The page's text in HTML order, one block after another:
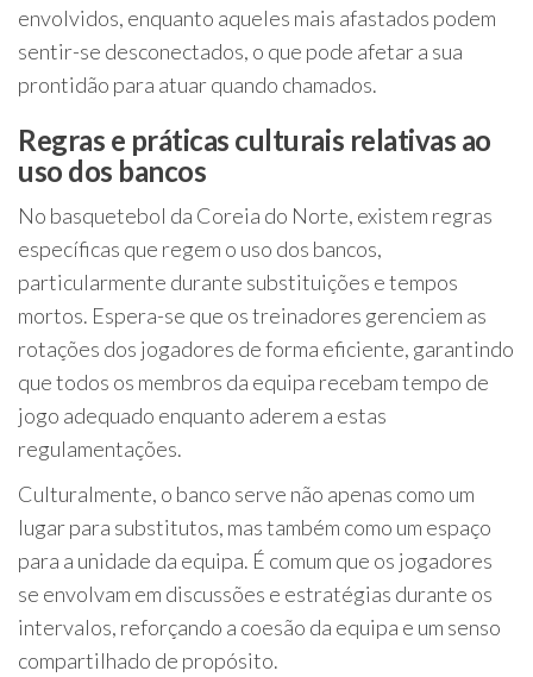
envolvidos, enquanto aqueles mais afastados podem
sentir-se desconectados, o que pode afetar a sua
prontidão para atuar quando chamados.
Regras e práticas culturais relativas ao
uso dos bancos
No basquetebol da Coreia do Norte, existem regras
específicas que regem o uso dos bancos,
particularmente durante substituições e tempos
mortos. Espera-se que os treinadores gerenciem as
rotações dos jogadores de forma eficiente, garantindo
que todos os membros da equipa recebam tempo de
jogo adequado enquanto aderem a estas
regulamentações.
Culturalmente, o banco serve não apenas como um
lugar para substitutos, mas também como um espaço
para a unidade da equipa. É comum que os jogadores
se envolvam em discussões e estratégias durante os
intervalos, reforçando a coesão da equipa e um senso
compartilhado de propósito.